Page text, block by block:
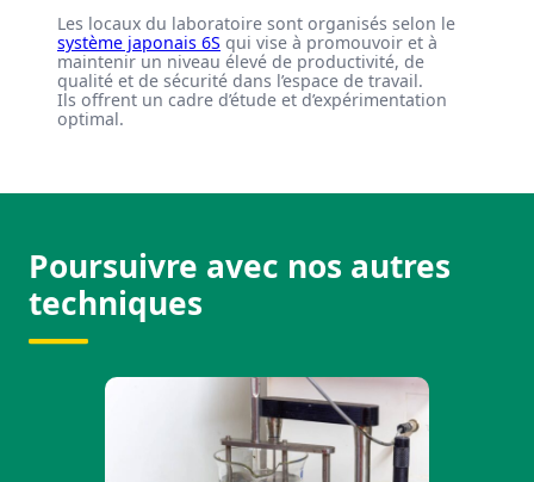
Les locaux du laboratoire sont organisés selon le
système japonais 6S qui vise à promouvoir et à
maintenir un niveau élevé de productivité, de
qualité et de sécurité dans l’espace de travail.
Ils offrent un cadre d’étude et d’expérimentation
optimal.
Poursuivre avec nos autres
techniques